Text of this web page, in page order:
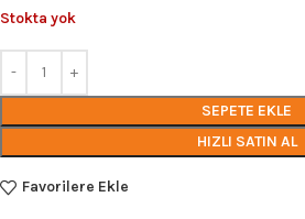
Stokta yok
SEPETE EKLE
HIZLI SATIN AL
Favorilere Ekle